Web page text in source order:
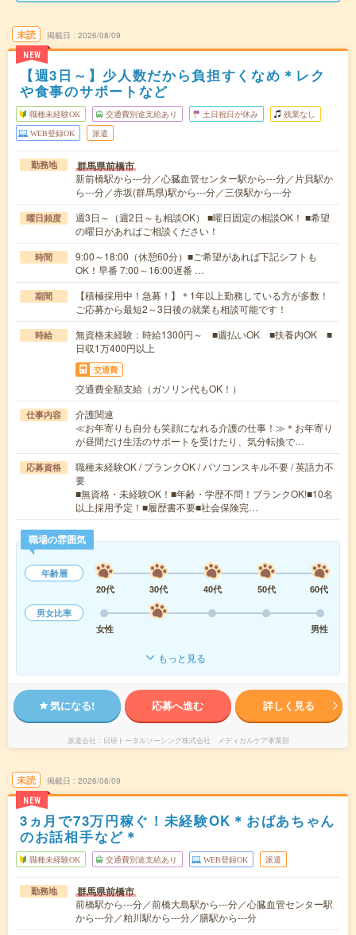
未読
NEW
掲載日 2026/08/09
【週3日～】少人数だから負担すくなめ＊レク
や食事のサポートなど
職種未経験OK 交通費別途支給あり 土日祝日が休み 残業なし
WEB登録OK 派遣
勤務地 群馬県前橋市
新前橋駅から---分／心臓血管センター駅から---分／片貝駅か
ら---分／赤坂(群馬県)駅から---分／三俣駅から---分
曜日頻度
週3日～（週2日～も相談OK） ■曜日固定の相談OK！ ■希望
の曜日があればご相談ください！
時間
9:00～18:00（休憩60分）■ご希望があれば下記シフトも
OK！早番 7:00～16:00遅番 …
期間
【積極採用中！急募！】＊1年以上勤務している方が多数！
ご応募から最短2～3日後の就業も相談可能です！
時給
無資格未経験：時給1300円～ ■週払いOK ■扶養内OK ■
日収1万400円以上
交通費
交通費全額支給（ガソリン代もOK！）
仕事内容
介護関連
≪お年寄りも自分も笑顔になれる介護の仕事！≫＊お年寄り
が昼間だけ生活のサポートを受けたり、気分転換で…
応募資格
職種未経験OK / ブランクOK / パソコンスキル不要 / 英語力不
要
■無資格・未経験OK！■年齢・学歴不問！ブランクOK!■10名
以上採用予定！■履歴書不要■社会保険完…
職場の雰囲気
年齢層
20代
30代 40代 50代
60代
男女比率
女性
男性
もっと見る
気になる! 応募へ進む 詳しく見る
派遣会社 日研トータルソーシング株式会社 メディカルケア事業部
未読
NEW
掲載日 2026/08/09
3ヵ月で73万円稼ぐ！未経験OK＊おばあちゃん
のお話相手など＊
職種未経験OK 交通費別途支給あり WEB登録OK 派遣
勤務地 群馬県前橋市
前橋駅から---分／前橋大島駅から---分／心臓血管センター駅
から---分／粕川駅から---分／膳駅から---分